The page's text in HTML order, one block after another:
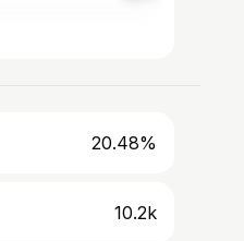
20.48%
10.2k